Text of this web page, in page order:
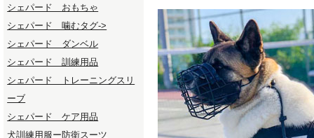
シェパード おもちゃ
シェパード 噛むタグ->
シェパード ダンベル
シェパード 訓練用品
シェパード トレーニングスリ
ーブ
シェパード ケア用品
犬訓練用服ー防衛スーツ